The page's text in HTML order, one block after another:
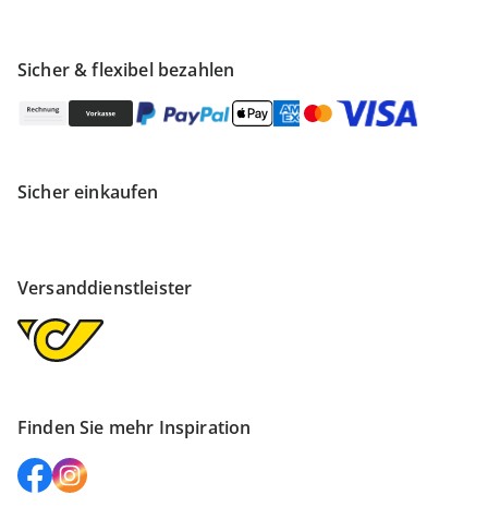
Sicher & flexibel bezahlen
Sicher einkaufen
Versanddienstleister
Finden Sie mehr Inspiration